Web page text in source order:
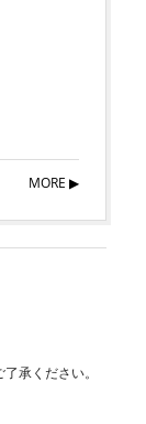
MORE ▶︎
承ください。